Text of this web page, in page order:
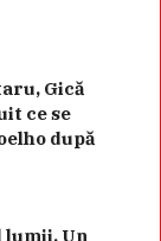
Gică
ce se
după
Un